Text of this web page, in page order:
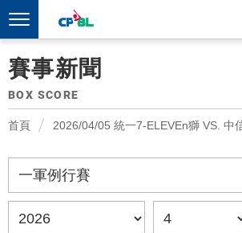
賽事新聞
BOX SCORE
首頁 2026/04/05 統一7-ELEVEn獅 VS. 中